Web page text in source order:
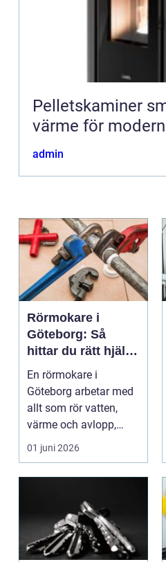
Pelletskaminer smart och hållbar
värme för
admin
Rörmokare i
Göteborg: Så
hittar du rätt hjälp
för vatten, värme
och avlopp
En rörmokare i
Göteborg arbetar med
allt som rör vatten,
värme och avlopp,
b&ari...
01 juni 2026